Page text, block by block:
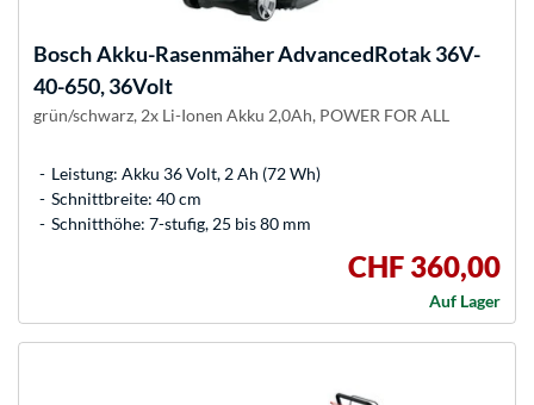
BoschAkku-Rasenmäher AdvancedRotak 36V-
40-650, 36Volt
grün/schwarz, 2x Li-Ionen Akku 2,0Ah, POWER FOR ALL
Leistung: Akku 36 Volt, 2 Ah (72 Wh)
Schnittbreite: 40 cm
Schnitthöhe: 7-stufig, 25 bis 80 mm
CHF 360,00
Auf Lager